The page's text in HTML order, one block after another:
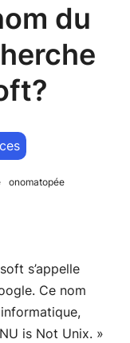
du
onomatopée
s’appelle
. Ce nom
is Not Unix. »